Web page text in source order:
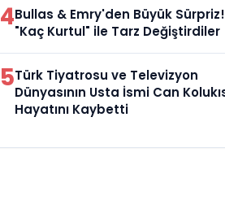
4Bullas & Emry'den Büyük Sürpriz!
"Kaç Kurtul" ile Tarz Değiştirdiler
5Türk Tiyatrosu ve Televizyon
Dünyasının Usta İsmi Can
Hayatını Kaybetti